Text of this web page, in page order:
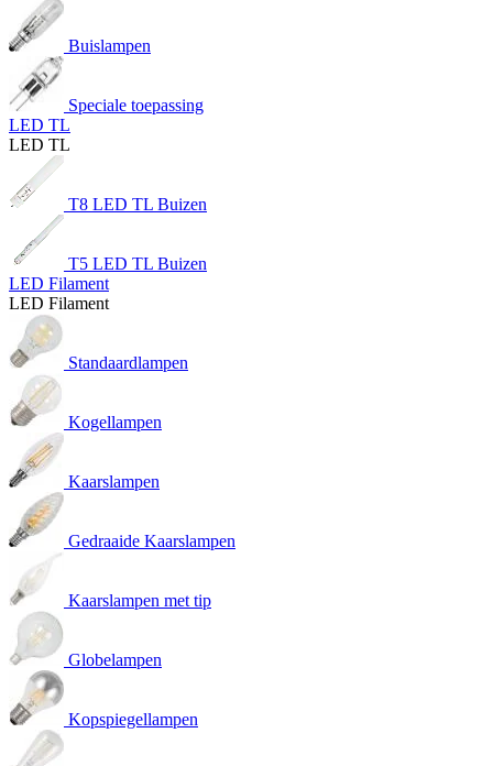
Buislampen
Speciale toepassing
LED TL
LED TL
T8 LED TL Buizen
T5 LED TL Buizen
LED Filament
LED Filament
Standaardlampen
Kogellampen
Kaarslampen
Gedraaide Kaarslampen
Kaarslampen met tip
Globelampen
Kopspiegellampen